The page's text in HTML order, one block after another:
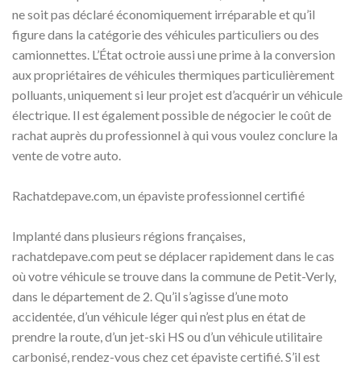
ne soit pas déclaré économiquement irréparable et qu’il
figure dans la catégorie des véhicules particuliers ou des
camionnettes. L’État octroie aussi une prime à la conversion
aux propriétaires de véhicules thermiques particulièrement
polluants, uniquement si leur projet est d’acquérir un véhicule
électrique. Il est également possible de négocier le coût de
rachat auprès du professionnel à qui vous voulez conclure la
vente de votre auto.
Rachatdepave.com, un épaviste professionnel certifié
Implanté dans plusieurs régions françaises,
rachatdepave.com peut se déplacer rapidement dans le cas
où votre véhicule se trouve dans la commune de Petit-Verly,
dans le département de 2. Qu’il s’agisse d’une moto
accidentée, d’un véhicule léger qui n’est plus en état de
prendre la route, d’un jet-ski HS ou d’un véhicule utilitaire
carbonisé, rendez-vous chez cet épaviste certifié. S’il est